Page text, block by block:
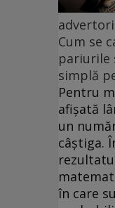
Cum se
pariurile
simplă
Pentru
afișată
un
câștiga.
în care